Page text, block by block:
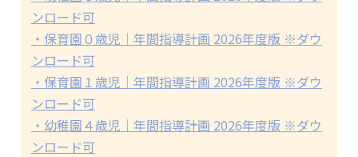
ンロード可
・保育園０歳児｜年間指導計画 2026年度版 ※ダウ
ンロード可
・保育園１歳児｜年間指導計画 2026年度版 ※ダウ
ンロード可
・幼稚園４歳児｜年間指導計画 2026年度版 ※ダウ
ンロード可